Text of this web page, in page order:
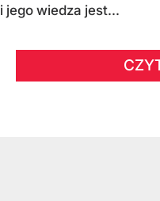
i jego wiedza jest...